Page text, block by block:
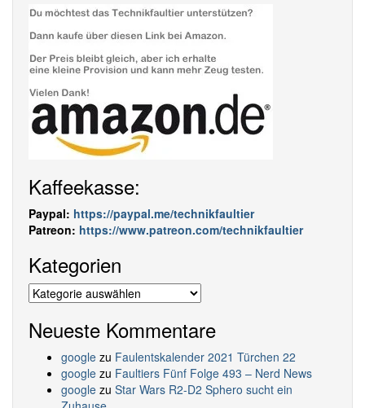
Kaffeekasse:
Paypal: https://paypal.me/technikfaultier
Patreon: https://www.patreon.com/technikfaultier
Kategorien
Kategorien
Neueste Kommentare
google zu Faulentskalender 2021 Türchen 22
google zu Faultiers Fünf Folge 493 – Nerd News
google zu Star Wars R2-D2 Sphero sucht ein